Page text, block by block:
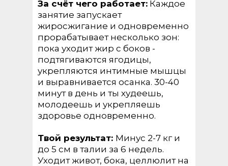
За счёт чего работает: Каждое
занятие запускает
жиросжигание и одновременно
прорабатывает несколько зон:
пока уходит жир с боков -
подтягиваются ягодицы,
укрепляются интимные мышцы
и выравнивается осанка. 30-40
минут в день и ты худеешь,
молодеешь и укрепляешь
здоровье одновременно.
Твой результат: Минус 2-7 кг и
до 5 см в талии за 6 недель.
Уходит живот, бока, целлюлит на